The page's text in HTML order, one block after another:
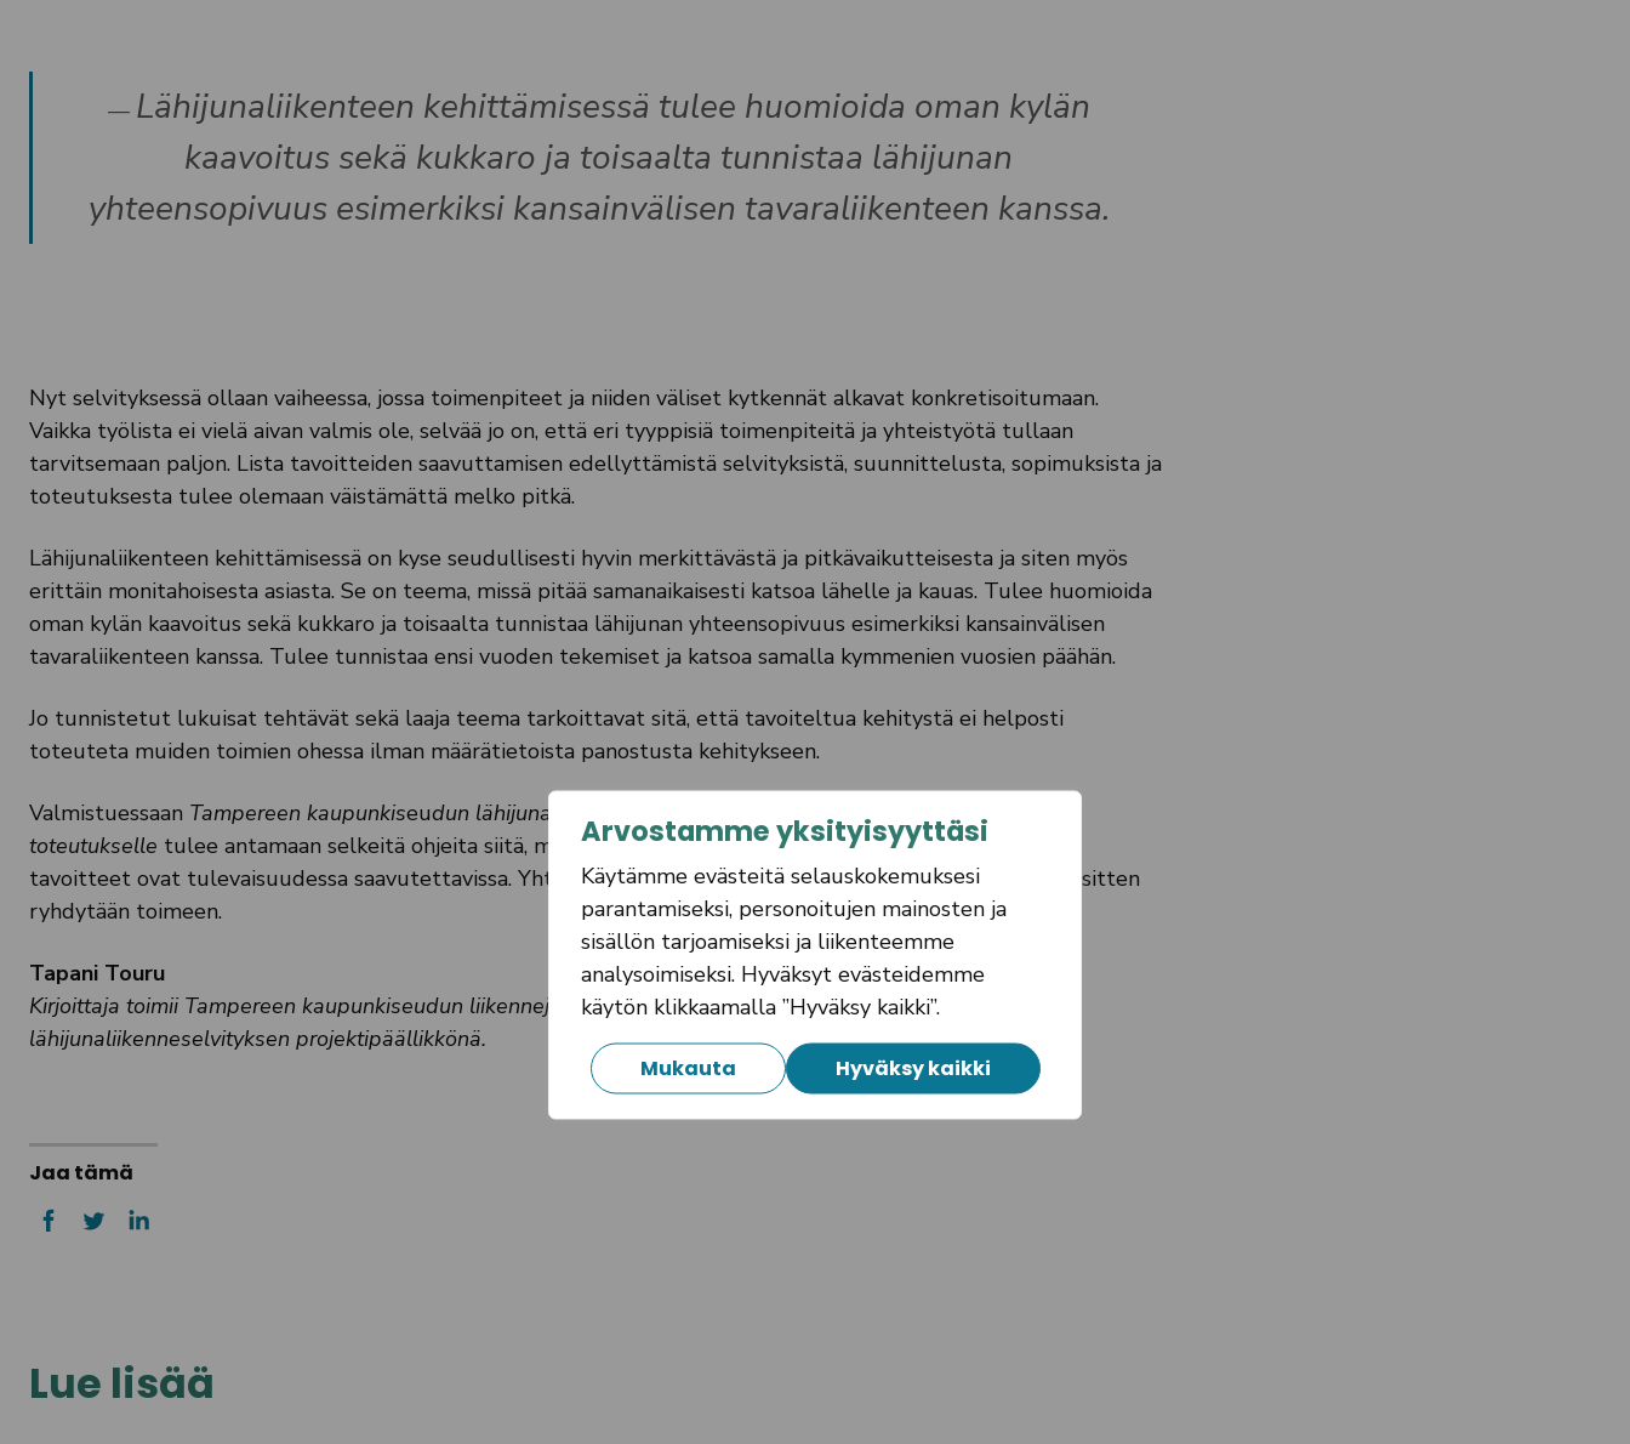
Arvostamme yksityisyyttäsi
Käytämme evästeitä selauskokemuksesi
parantamiseksi, personoitujen mainosten ja
sisällön tarjoamiseksi ja liikenteemme
analysoimiseksi. Hyväksyt evästeidemme
käytön klikkaamalla ”Hyväksy kaikki”.
Mukauta Hyväksy kaikki
Lähijunaliikenteen kehittämisessä tulee huomioida oman kylän
kaavoitus sekä kukkaro ja toisaalta tunnistaa lähijunan
yhteensopivuus esimerkiksi kansainvälisen tavaraliikenteen kanssa.
Nyt selvityksessä ollaan vaiheessa, jossa toimenpiteet ja niiden väliset kytkennät alkavat konkretisoitumaan.
Vaikka työlista ei vielä aivan valmis ole, selvää jo on, että eri tyyppisiä toimenpiteitä ja yhteistyötä tullaan
tarvitsemaan paljon. Lista tavoitteiden saavuttamisen edellyttämistä selvityksistä, suunnittelusta, sopimuksista ja
toteutuksesta tulee olemaan väistämättä melko pitkä.
Lähijunaliikenteen kehittämisessä on kyse seudullisesti hyvin merkittävästä ja pitkävaikutteisesta ja siten myös
erittäin monitahoisesta asiasta. Se on teema, missä pitää samanaikaisesti katsoa lähelle ja kauas. Tulee huomioida
oman kylän kaavoitus sekä kukkaro ja toisaalta tunnistaa lähijunan yhteensopivuus esimerkiksi kansainvälisen
tavaraliikenteen kanssa. Tulee tunnistaa ensi vuoden tekemiset ja katsoa samalla kymmenien vuosien päähän.
Jo tunnistetut lukuisat tehtävät sekä laaja teema tarkoittavat sitä, että tavoiteltua kehitystä ei helposti
toteuteta muiden toimien ohessa ilman määrätietoista panostusta kehitykseen.
Valmistuessaan Tampereen kaupunkiseudun lähijunaliikenteen tavoitteellinen tulevaisuuskuva ja tiekartta
toteutukselle tulee antamaan selkeitä ohjeita siitä, mihin toimiin on perusteltua ensi sijassa tarttua, jotta
tavoitteet ovat tulevaisuudessa saavutettavissa. Yhteistyö tiekartan määrittämiseksi jatkuu vielä tovin. Ja sitten
ryhdytään toimeen.
Tapani Touru
Kirjoittaja toimii Tampereen kaupunkiseudun liikennejärjestelmäpäällikkönä ja käynnissä olevan
lähijunaliikenneselvityksen projektipäällikkönä.
Jaa tämä
Lue lisää